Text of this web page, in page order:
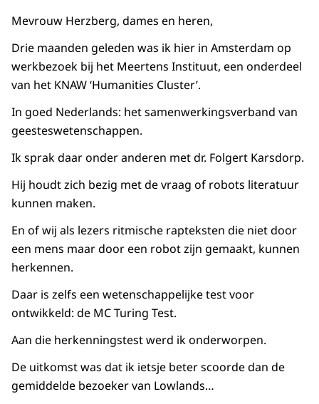
Mevrouw Herzberg, dames en heren,
Drie maanden geleden was ik hier in Amsterdam op
werkbezoek bij het Meertens Instituut, een onderdeel
van het KNAW ‘Humanities Cluster’.
In goed Nederlands: het samenwerkingsverband van
geesteswetenschappen.
Ik sprak daar onder anderen met dr. Folgert Karsdorp.
Hij houdt zich bezig met de vraag of robots literatuur
kunnen maken.
En of wij als lezers ritmische rapteksten die niet door
een mens maar door een robot zijn gemaakt, kunnen
herkennen.
Daar is zelfs een wetenschappelijke test voor
ontwikkeld: de MC Turing Test.
Aan die herkenningstest werd ik onderworpen.
De uitkomst was dat ik ietsje beter scoorde dan de
gemiddelde bezoeker van Lowlands…